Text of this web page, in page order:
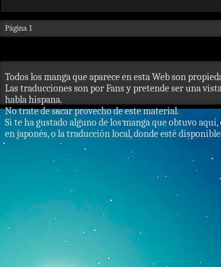
Página 1
Todos los manga que aparece en esta Web son
Las traducciones son por Fans y pretende ser una
habla hispana.
No trate de sacar provecho de este material.
Si te ha gustado alguno de los manga que obtuvo
en japonés, o la traducción local, donde esté